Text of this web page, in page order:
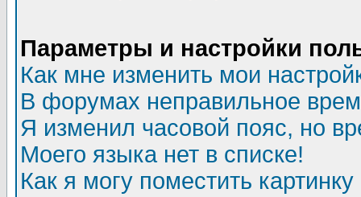
Параметры и настройки
Как мне изменить мои
В форумах неправильное
Я изменил часовой пояс, но
Моего языка нет в списке!
Как я могу поместить